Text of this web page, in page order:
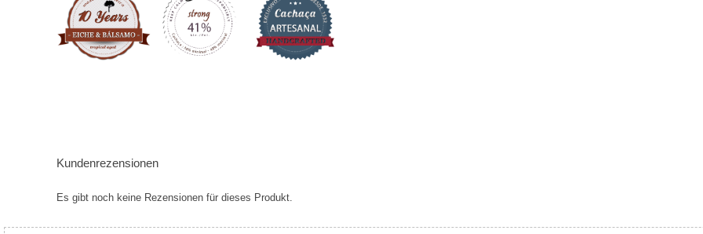
Kundenrezensionen
Es gibt noch keine Rezensionen für dieses Produkt.